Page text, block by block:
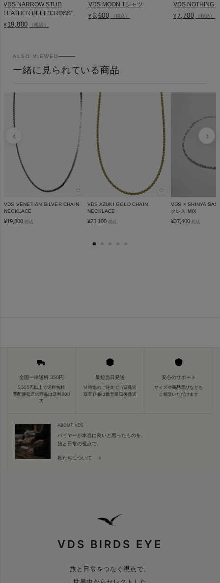
VDS NARROW STUD
LEATHER BELT “CROSS”
¥ 19,800 （税込）
VDS MOON Tシャツ
¥6,600 （税込）
VDS NOTHING
¥7,700 （税込）
ALSO VIEWED
一緒に見られている商品
♡
VDS VENETIAN SILVER CHAIN
NECKLACE
¥19,800 税込
♡
VDS AZUKI GOLD CHAIN
NECKLACE
¥23,100 税込
VDS × SHINYA
クレス MIX
¥37,400 税込
全国一律送料 350円
5,500円以上で送料無料
宅配便発送の商品は送料880
円
最短当日発送
14時迄のご注文で当日発送
取寄せ品は数営業日後発送
安心のサポート
サイズや商品選びなども
ご相談いただけます
ABOUT VDS
バイヤーが本当に良いと思ったものを、
旅と日常の視点で。
私たちについて →
VDS BIRDS EYE
旅と日常をつなぐ視点で、
世界中からセレクトした